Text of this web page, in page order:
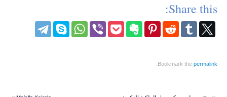
Share this:
Bookmark thepermalink